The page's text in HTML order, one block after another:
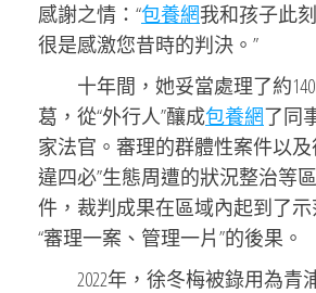
感謝之情：“包養網我和孩子此
很是感激您昔時的判決。”
十年間，她妥當處理了約
葛，從“外行人”釀成包養網了同
家法官。審理的群體性案件以及
違四必”生態周遭的狀況整治等
件，裁判成果在區域內起到了
“審理一案、管理一片”的後果。
2022年，徐冬梅被錄用為青